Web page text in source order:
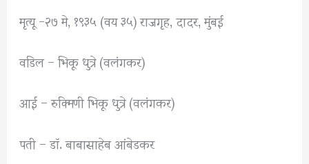
मृत्यू -२७ मे, १९३५ (वय ३५) राजगृह, दादर, मुंबई
वडिल – भिकू धुत्रे (वलंगकर)
आई – रुक्मिणी भिकू धुत्रे (वलंगकर)
पती – डॉ. बाबासाहेब आंबेडकर